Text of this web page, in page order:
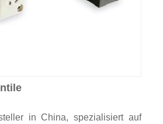
in China, spezialisiert auf